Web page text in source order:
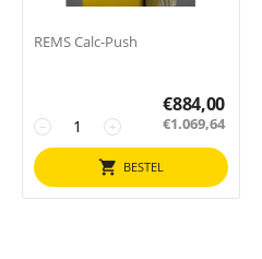
REMS Calc-Push
+
−
€884,00
€1.069,64
BESTEL